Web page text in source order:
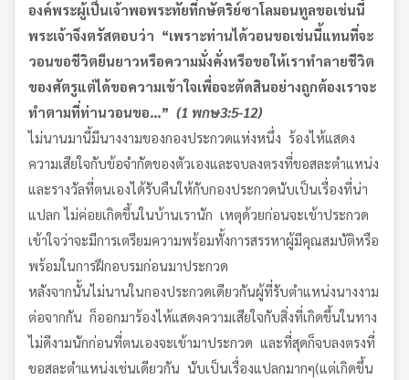
องค์พระผู้เป็นเจ้าพอพระทัยที่กษัตริย์ซาโลมอนทูลขอเช่นนี้
พระเจ้าจึงตรัสตอบว่า “เพราะท่านได้วอนขอเช่นนี้แทนที่จะ
วอนขอชีวิตยืนยาวหรือความมั่งคั่งหรือขอให้เราทำลายชีวิต
ของศัตรูแต่ได้ขอความเข้าใจเพื่อจะตัดสินอย่างถูกต้องเราจะ
ทำตามที่ท่านวอนขอ…” (1 พกษ3:5-12)
ไม่นานมานี้มีนางงามของกองประกวดแห่งหนึ่ง ร้องไห้แสดง
ความเสียใจกับข้อจำกัดของตัวเองและจบลงตรงที่ขอสละตำแหน่ง
และรางวัลที่ตนเองได้รับคืนให้กับกองประกวดนับเป็นเรื่องที่น่า
แปลก ไม่ค่อยเกิดขึ้นในบ้านเรานัก เหตุด้วยก่อนจะเข้าประกวด
เข้าใจว่าจะมีการเตรียมความพร้อมทั้งการสรรหาผู้มีคุณสมบัติหรือ
พร้อมในการฝึกอบรมก่อนมาประกวด
หลังจากนั้นไม่นานในกองประกวดเดียวกันผู้ที่รับตำแหน่งนางงาม
ต่อจากกัน ก็ออกมาร้องไห้แสดงความเสียใจกับสิ่งที่เกิดขึ้นในทาง
ไม่ดีงามนักก่อนที่ตนเองจะเข้ามาประกวด และที่สุดก็จบลงตรงที่
ขอสละตำแหน่งเช่นเดียวกัน นับเป็นเรื่องแปลกมากๆ(แต่เกิดขึ้น